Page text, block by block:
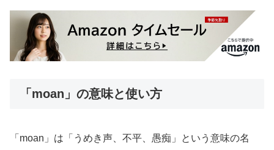
「moan」の意味と使い方
「moan」は「うめき声、不平、愚痴」という意味の名